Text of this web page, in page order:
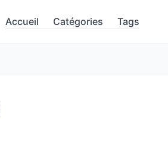
Accueil Catégories Tags